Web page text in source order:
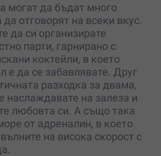
могат да бъдат много
отговорят на всеки вкус.
да си организирате
парти, гарнирано с
коктейли, в което
е да се забавлявате. Друг
разходка за двама,
наслаждавате на залеза и
любовта си. А също така
от адреналин, в което
на висока скорост с